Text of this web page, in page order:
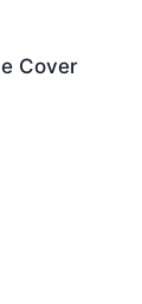
Cover